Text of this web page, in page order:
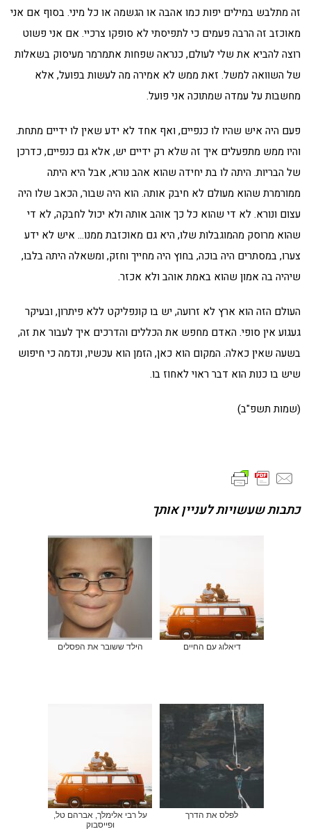
זה מתלבש במילים יפות כמו אהבה או הגשמה או כל מיני. בסוף אם אני
מאוכזב זה הרבה פעמים כי לתפיסתי לא סופקו צרכיי. אם אני פשוט
רוצה להביא את שלי לעולם, כנראה שפחות אתמרמר מעיסוק בשאלות
של השוואה למשל. זאת ממש לא אמירה מה לעשות בפועל, אלא
מחשבות על עמדה שמתוכה אני פועל.
פעם היה איש שהיו לו כנפיים, ואף אחד לא ידע שאין לו ידיים מתחת.
והיו ממש מתפעלים איך זה שלא רק ידיים יש, אלא גם כנפיים, כדרכן
של הבריות. היתה לו בת יחידה שהוא אהב נורא, אבל היא היתה
ממורמרת שהוא מעולם לא חיבק אותה. הוא היה שבור, הכאב שלו היה
עצום ונורא. לא די שהוא כל כך אוהב אותה ולא יכול לחבקה, לא די
שהוא מרוסק מהמוגבלות שלו, היא גם מאוכזבת ממנו… איש לא ידע
צערו, במסתרים היה בוכה, בחוץ היה מחייך וחזק, ומשאלה היתה בלבו,
שיהיה בה אמון שהוא באמת אוהב ולא אכזר.
העולם הזה הוא ארץ לא זרועה, יש בו קונפליקט ללא פיתרון, ובעיקר
געגוע אין סופי. האדם מחפש את הכללים והדרכים איך לעבור את זה,
בשעה שאין כאלה. המקום הוא כאן, הזמן הוא עכשיו, ונדמה כי חיפוש
שיש בו כנות הוא דבר ראוי לאחוז בו.
(שמות תשפ"ב)
כתבות שעשויות לעניין אותך
דיאלוג עם החיים הילד ששובר את הפסלים
לפלס את הדרך
על רבי אלימלך, אברהם טל,
ופייסבוק